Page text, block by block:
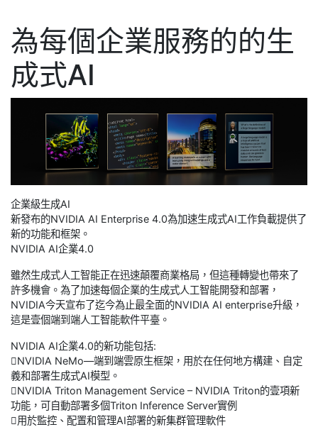
為每個企業服務的的生
成式AI
企業級生成AI
新發布的NVIDIA AI Enterprise 4.0為加速生成式AI工作負載提供了
新的功能和框架。
NVIDIA AI企業4.0
雖然生成式人工智能正在迅速顛覆商業格局，但這種轉變也帶來了
許多機會。為了加速每個企業的生成式人工智能開發和部署，
NVIDIA今天宣布了迄今為止最全面的NVIDIA AI enterprise升級，
這是壹個端到端人工智能軟件平臺。
NVIDIA AI企業4.0的新功能包括:
NVIDIA NeMo—端到端雲原生框架，用於在任何地方構建、自定
義和部署生成式AI模型。
NVIDIA Triton Management Service – NVIDIA Triton的壹項新
功能，可自動部署多個Triton Inference Server實例
用於監控、配置和管理AI部署的新集群管理軟件